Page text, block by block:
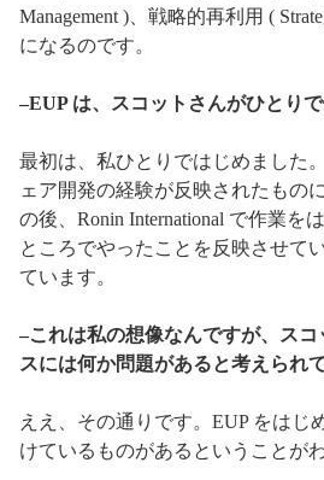
Management )、戦略的再利用 (
になるのです。
–EUP は、スコットさんがひとり
最初は、私ひとりではじめました
ェア開発の経験が反映されたもの
の後、Ronin International で作業を
ところでやったことを反映させて
ています。
–これは私の想像なんですが、ス
スには何か問題があると考えられ
ええ、その通りです。EUP をはじ
けているものがあるということが